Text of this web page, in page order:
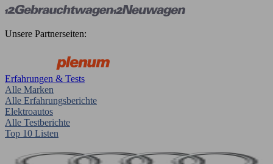
Unsere Partnerseiten:
Erfahrungen & Tests
Alle Marken
Alle Erfahrungsberichte
Elektroautos
Alle Testberichte
Top 10 Listen